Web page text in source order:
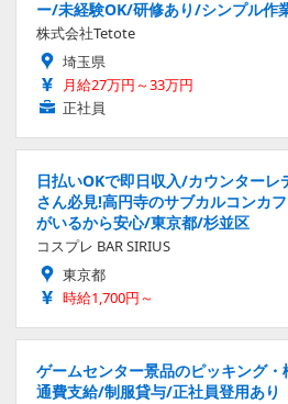
ー/未経験OK/研修あり/シンプル作
株式会社Tetote
埼玉県
月給27万円～33万円
正社員
日払いOKで即日収入/カウンターレ
さん必見!高円寺のサブカルコンカ
がいるから安心/東京都/杉並区
コスプレ BAR SIRIUS
東京都
時給1,700円～
ゲームセンター景品のピッキング
通費支給/制服貸与/正社員登用あり